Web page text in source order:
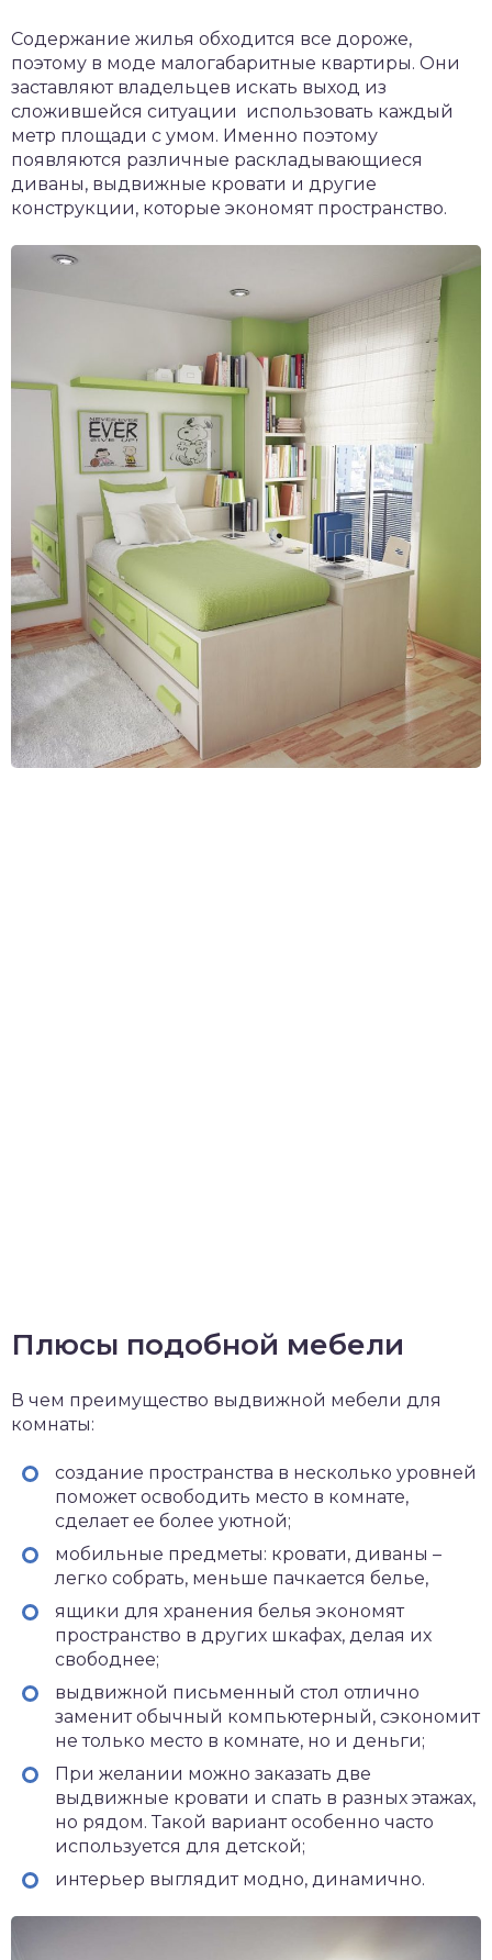
Содержание жилья обходится все дороже,
поэтому в моде малогабаритные квартиры. Они
заставляют владельцев искать выход из
сложившейся ситуации использовать каждый
метр площади с умом. Именно поэтому
появляются различные раскладывающиеся
диваны, выдвижные кровати и другие
конструкции, которые экономят пространство.
Плюсы подобной мебели
В чем преимущество выдвижной мебели для
комнаты:
создание пространства в несколько уровней
поможет освободить место в комнате,
сделает ее более уютной;
мобильные предметы: кровати, диваны –
легко собрать, меньше пачкается белье,
ящики для хранения белья экономят
пространство в других шкафах, делая их
свободнее;
выдвижной письменный стол отлично
заменит обычный компьютерный, сэкономит
не только место в комнате, но и деньги;
При желании можно заказать две
выдвижные кровати и спать в разных этажах,
но рядом. Такой вариант особенно часто
используется для детской;
интерьер выглядит модно, динамично.